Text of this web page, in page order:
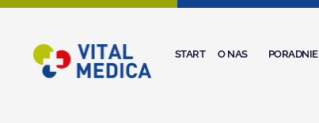
Skip
content
START O NAS PORADNIE